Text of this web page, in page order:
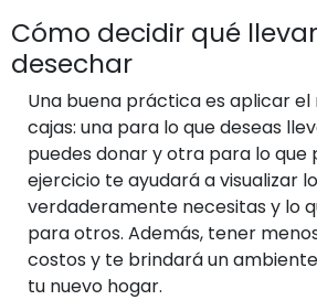
Cómo decidir qué
desechar
Una buena práctica es aplicar
cajas: una para lo que deseas
puedes donar y otra para lo que
ejercicio te ayudará a visualizar
verdaderamente necesitas y lo
para otros. Además, tener
costos y te brindará un
tu nuevo hogar.